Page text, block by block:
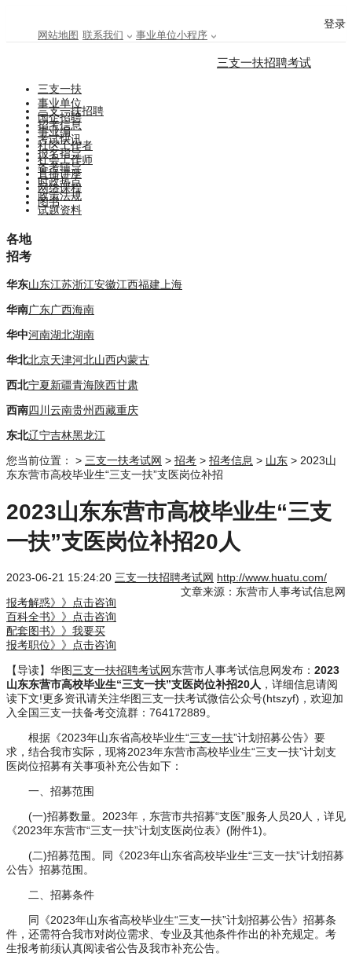
网站地图 联系我们 事业单位小程序
登录
三支一扶招聘考试
三支一扶
事业单位
国企招聘
事业编
社区工作者
社会工作师
直播讲座
网络课程
图书
三支一扶招聘
招考信息
考试快讯
报名指导
备考辅导
时政热点
政策法规
试题资料
各地
招考
华东山东江苏浙江安徽江西福建 上海
华南广东广西海南
华中河南湖北湖南
华北北京天津河北山西内蒙古
西北宁夏新疆青海陕西甘肃
西南四川 云南贵州西藏重庆
东北辽宁吉林黑龙江
您当前位置：
> 三支一扶考试网 > 招考 > 招考信息 > 山东 > 2023山
东东营市高校毕业生“三支一扶”支医岗位补招
2023山东东营市高校毕业生“三支
一扶”支医岗位补招20人
2023-06-21 15:24:20 三支一扶招聘考试网 http://www.huatu.com/
文章来源：东营市人事考试信息网
报考解惑》》点击咨询
百科全书》》点击咨询
配套图书》》我要买
报考职位》》点击咨询
【导读】华图三支一扶招聘考试网东营市人事考试信息网发布： 2023
山东东营市高校毕业生“三支一扶”支医岗位补招20人 ，详细信息请阅
读下文!更多资讯请关注华图三支一扶考试微信公众号(htszyf)，欢迎加
入全国三支一扶备考交流群：764172889。
根据《2023年山东省高校毕业生“三支一扶”计划招募公告》要
求，结合我市实际，现将2023年东营市高校毕业生“三支一扶”计划支
医岗位招募有关事项补充公告如下：
一、招募范围
(一)招募数量。2023年，东营市共招募“支医”服务人员20人，详见
《2023年东营市“三支一扶”计划支医岗位表》(附件1)。
(二)招募范围。同《2023年山东省高校毕业生“三支一扶”计划招募
公告》招募范围。
二、招募条件
同《2023年山东省高校毕业生“三支一扶”计划招募公告》招募条
件，还需符合我市对岗位需求、专业及其他条件作出的补充规定。考
生报考前须认真阅读省公告及我市补充公告。